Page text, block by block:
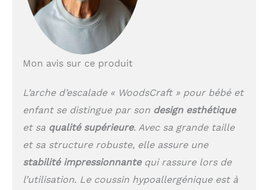
sensation de plumes,
des billes de polyester
forme et offre une
Disponible en 4 types
mousseline, coton
premium ou standard.
Disponible avec une
pratique pour un lavage
facile. 𝐋𝐚 𝐬é𝐜𝐮𝐫𝐢𝐭é 𝐞𝐬𝐭 𝐥𝐚
Mon avis sur ce produit
L’arche d’escalade « WoodsCraft » pour bébé et
enfant se distingue par son design esthétique
et sa qualité supérieure. Avec sa grande taille
et sa structure robuste, elle assure une
stabilité impressionnantequi rassure lors de
l’utilisation. Le coussin hypoallergénique est à